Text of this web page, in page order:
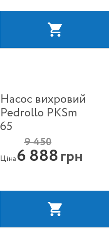
Насос вихровий
Pedrollo PKSm
65
Ціна
9 450
6 888грн